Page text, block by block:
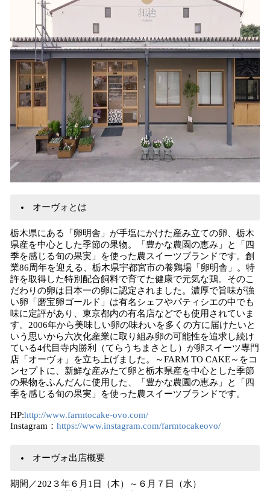
オーヴォとは
栃木県にある「卵明舎」が手塩にかけた産み立ての卵、栃木
県産を中心とした季節の果物。「豊かな農園の恵み」と「四
季を感じる旬の果実」を使った農スイーツブランドです。創
業86周年を迎える、栃木県宇都宮市の養鶏場「卵明舎」。特
許を取得した特別配合飼料で育てた健康で元気な鶏。そのこ
だわりの卵は日本一の卵に認定されました。濃厚で旨味が強
い卵「磨宝卵ゴールド」は有名シェフやパティシエの中でも
味に定評があり、東京都内の有名店などでも使用されていま
す。2006年から美味しい卵の味わいを多くの方に届けたいと
いう思いから六次化産業に取り組み卵の可能性を追求し続け
ている4代目寺内勝利（てらうちまさとし）が卵スイーツ専門
店「オーヴォ」を立ち上げました。～FARM TO CAKE～をコ
ンセプトに、新鮮な産みたて卵と栃木県産を中心とした季節
の果物をふんだんに使用した、「豊かな農園の恵み」と「四
季を感じる旬の果実」を使った農スイーツブランドです。
HP:http://www.farmtocake-ovo.com/
Instagram： https://www.instagram.com/farmtocakeovo/
オーヴォ出店概要
期間／202３年６月1日（木）～６月７日（水）